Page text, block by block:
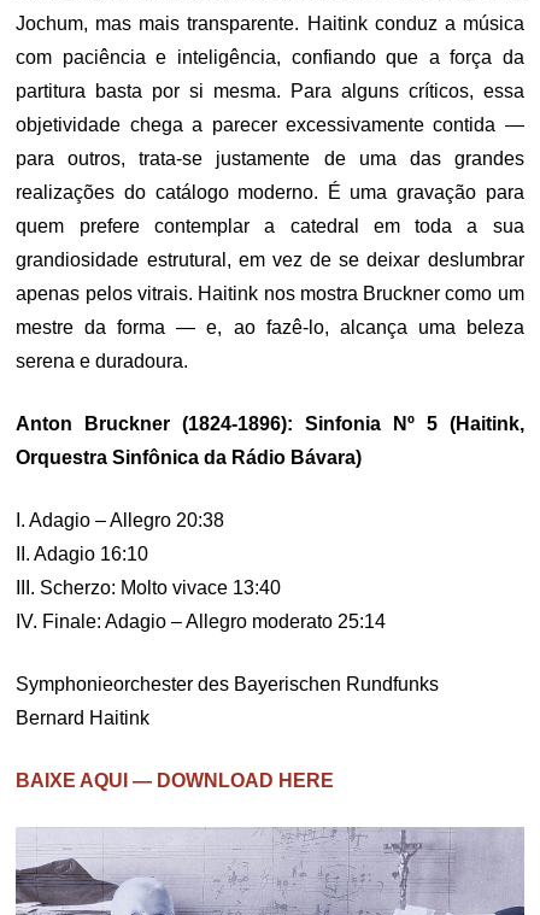
Jochum, mas mais transparente. Haitink conduz a música
com paciência e inteligência, confiando que a força da
partitura basta por si mesma. Para alguns críticos, essa
objetividade chega a parecer excessivamente contida —
para outros, trata-se justamente de uma das grandes
realizações do catálogo moderno. É uma gravação para
quem prefere contemplar a catedral em toda a sua
grandiosidade estrutural, em vez de se deixar deslumbrar
apenas pelos vitrais. Haitink nos mostra Bruckner como um
mestre da forma — e, ao fazê-lo, alcança uma beleza
serena e duradoura.
Anton Bruckner (1824-1896): Sinfonia Nº 5 (Haitink,
Orquestra Sinfônica da Rádio Bávara)
I. Adagio – Allegro 20:38
II. Adagio 16:10
III. Scherzo: Molto vivace 13:40
IV. Finale: Adagio – Allegro moderato 25:14
Symphonieorchester des Bayerischen Rundfunks
Bernard Haitink
BAIXE AQUI — DOWNLOAD HERE